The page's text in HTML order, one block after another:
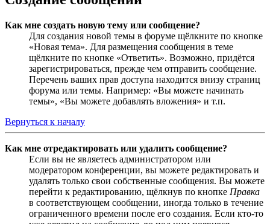
Как мне создать новую тему или сообщение?
Для создания новой темы в форуме щёлкните по кнопке
«Новая тема». Для размещения сообщения в теме
щёлкните по кнопке «Ответить». Возможно, придётся
зарегистрироваться, прежде чем отправить сообщение.
Перечень ваших прав доступа находится внизу страниц
форума или темы. Например: «Вы можете начинать
темы», «Вы можете добавлять вложения» и т.п.
Вернуться к началу
Как мне отредактировать или удалить сообщение?
Если вы не являетесь администратором или
модератором конференции, вы можете редактировать и
удалять только свои собственные сообщения. Вы можете
перейти к редактированию, щёлкнув по кнопке Правка
в соответствующем сообщении, иногда только в течение
ограниченного времени после его создания. Если кто-то